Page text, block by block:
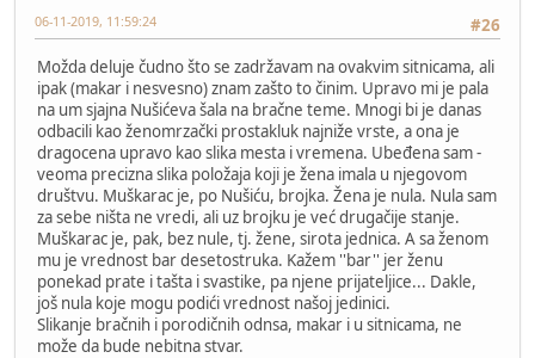
#26
06-11-2019, 11:59:24
Možda deluje čudno što se zadržavam na ovakvim sitnicama, ali
ipak (makar i nesvesno) znam zašto to činim. Upravo mi je pala
na um sjajna Nušićeva šala na bračne teme. Mnogi bi je danas
odbacili kao ženomrzački prostakluk najniže vrste, a ona je
dragocena upravo kao slika mesta i vremena. Ubeđena sam -
veoma precizna slika položaja koji je žena imala u njegovom
društvu. Muškarac je, po Nušiću, brojka. Žena je nula. Nula sam
za sebe ništa ne vredi, ali uz brojku je već drugačije stanje.
Muškarac je, pak, bez nule, tj. žene, sirota jednica. A sa ženom
mu je vrednost bar desetostruka. Kažem ''bar'' jer ženu
ponekad prate i tašta i svastike, pa njene prijateljice... Dakle,
još nula koje mogu podići vrednost našoj jedinici.
Slikanje bračnih i porodičnih odnsa, makar i u sitnicama, ne
može da bude nebitna stvar.